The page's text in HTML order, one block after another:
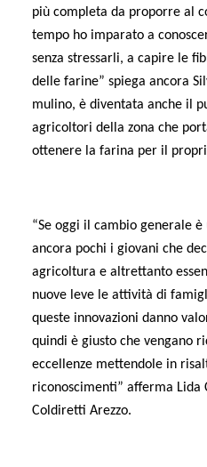
più completa da proporre al
tempo ho imparato a
senza stressarli, a capire le
delle farine” spiega ancora
mulino, è diventata anche il
agricoltori della zona che
ottenere la farina per il
“Se oggi il cambio generale
ancora pochi i giovani che
agricoltura e altrettanto
nuove leve le attività di
queste innovazioni danno
quindi è giusto che vengano
eccellenze mettendole in
riconoscimenti” afferma Lida
Coldiretti Arezzo.